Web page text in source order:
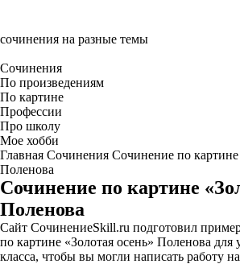
сочинения на разные темы
Сочинения
По произведениям
По картине
Профессии
Про школу
Мое хобби
Главная Сочинения Сочинение по картине
Поленова
Сочинение по картине
Поленова
Сайт CочинениеSkill.ru подготовил
по картине «Золотая осень» Поленова для
класса, чтобы вы могли написать работу